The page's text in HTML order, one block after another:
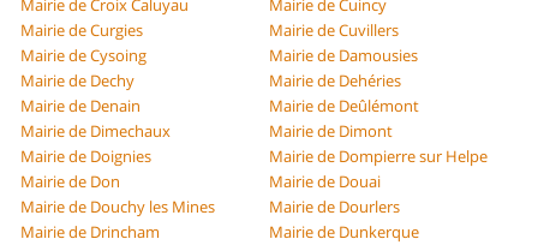
Mairie de Croix Caluyau
Mairie de Cuincy
Mairie de Curgies
Mairie de Cuvillers
Mairie de Cysoing
Mairie de Damousies
Mairie de Dechy
Mairie de Dehéries
Mairie de Denain
Mairie de Deûlémont
Mairie de Dimechaux
Mairie de Dimont
Mairie de Doignies
Mairie de Dompierre sur Helpe
Mairie de Don
Mairie de Douai
Mairie de Douchy les Mines
Mairie de Dourlers
Mairie de Drincham
Mairie de Dunkerque